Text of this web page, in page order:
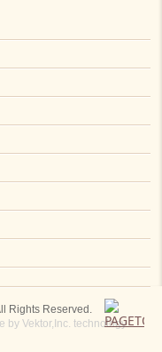
Rights Reserved.
byVektor,Inc. technology.